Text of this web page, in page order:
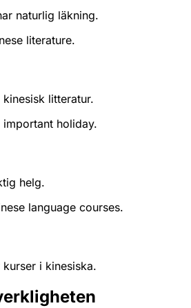
naturlig läkning.
literature.
litteratur.
holiday.
helg.
language courses.
i kinesiska.